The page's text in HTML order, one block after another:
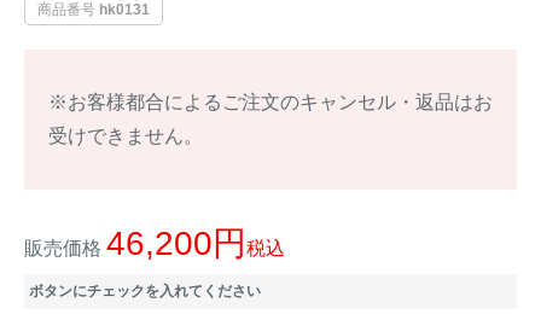
商品番号 hk0131
※お客様都合によるご注文のキャンセル・返品はお
受けできません。
販売価格 46,200 税込
ボタンにチェックを入れてください
サル対策